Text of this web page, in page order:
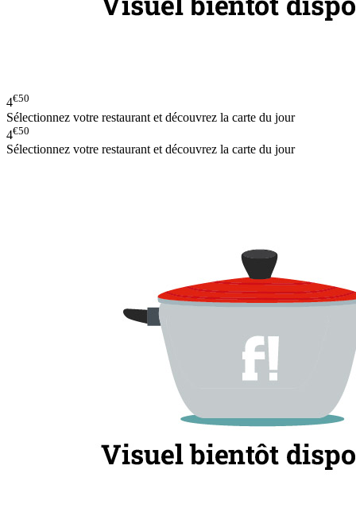
4€50
Sélectionnez votre restaurant et découvrez la carte du jour
4€50
Sélectionnez votre restaurant et découvrez la carte du jour